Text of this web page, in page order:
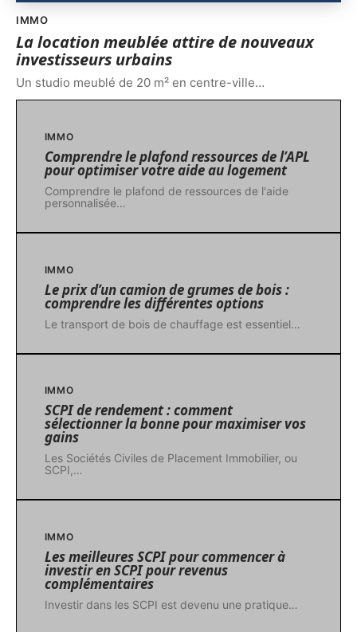
IMMO
La location meublée attire de nouveaux
investisseurs urbains
Un studio meublé de 20 m² en centre-ville…
IMMO
Comprendre le plafond ressources de l’APL
pour optimiser votre aide au logement
Comprendre le plafond de ressources de l'aide
personnalisée…
IMMO
Le prix d’un camion de grumes de bois :
comprendre les différentes options
Le transport de bois de chauffage est essentiel…
IMMO
SCPI de rendement : comment
sélectionner la bonne pour maximiser vos
gains
Les Sociétés Civiles de Placement Immobilier, ou
SCPI,…
IMMO
Les meilleures SCPI pour commencer à
investir en SCPI pour revenus
complémentaires
Investir dans les SCPI est devenu une pratique…